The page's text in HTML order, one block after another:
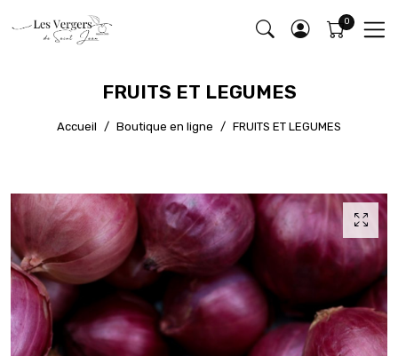
FRUITS ET LEGUMES
Accueil Boutique en ligne FRUITS ET LEGUMES